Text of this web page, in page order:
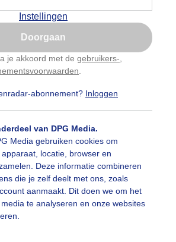
Instellingen
Doorgaan
je akkoord met de gebruikers-
abonnement? Inloggen
van DPG Media.
Media gebruiken cookies om
locatie, browser en
Deze informatie combineren
die je zelf deelt met ons, zoals
aanmaakt. Dit doen we om het
te analyseren en onze websites
Oosterschelde bij Kats, Zeeland
toon de popup
niet, misschien later
en wil je niet elke dag deze pop-up
hierom dit aan te passen